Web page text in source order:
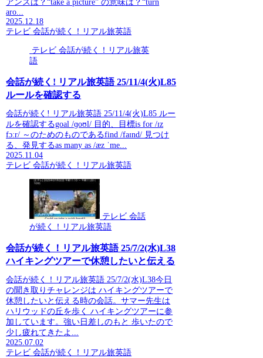
アンスは？“take a picture” の意味は？“turn
aro...
2025.12.18
テレビ 会話が続く！リアル旅英語
テレビ 会話が続く！リアル旅英
語
会話が続く! リアル旅英語 25/11/4(火)L85
ルールを確認する
会話が続く! リアル旅英語 25/11/4(火)L85 ルー
ルを確認するgoal /ɡoʊl/ 目的、目標is for /ɪz
fɔːr/ ～のためのものであるfind /faɪnd/ 見つけ
る、発見するas many as /æz ˈme...
2025.11.04
テレビ 会話が続く！リアル旅英語
テレビ 会話
が続く！リアル旅英語
会話が続く！リアル旅英語 25/7/2(水)L38
ハイキングツアーで休憩したいと伝える
会話が続く！リアル旅英語 25/7/2(水)L38今日
の聞き取りチャレンジは ハイキングツアーで
休憩したいと伝える時の会話。サマー先生は
ハリウッドの丘を歩く ハイキングツアーに参
加しています。強い日差しのもと 歩いたので
少し疲れてきたよ...
2025.07.02
テレビ 会話が続く！リアル旅英語